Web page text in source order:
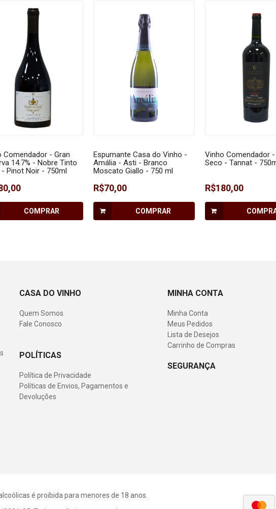
Comendador - Gran
14.7% - Nobre Tinto
Pinot Noir - 750ml
COMPRAR
Espumante Casa do Vinho -
Amália - Asti - Branco
Moscato Giallo - 750 ml
R$70,00
COMPRAR
Vinho Comendador
Seco - Tannat -
R$180,00
CASA DO VINHO
Quem Somos
Fale Conosco
POLÍTICAS
Política de Privacidade
Políticas de Envios, Pagamentos e
Devoluções
MINHA CONTA
Minha Conta
Meus Pedidos
Lista de Desejos
Carrinho de Compras
SEGURANÇA
é proibida para menores de 18 anos.